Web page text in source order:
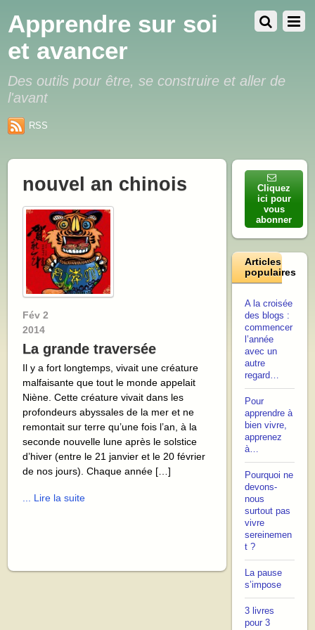
Apprendre sur soi
et avancer
Des outils pour être, se construire et aller de
l'avant
RSS
nouvel an chinois
Fév 2
2014
La grande traversée
Il y a fort longtemps, vivait une créature
malfaisante que tout le monde appelait
Niène. Cette créature vivait dans les
profondeurs abyssales de la mer et ne
remontait sur terre qu’une fois l’an, à la
seconde nouvelle lune après le solstice
d’hiver (entre le 21 janvier et le 20 février
de nos jours). Chaque année […]
... Lire la suite
Cliquez
ici pour
vous
abonner
Articles
populaires
A la croisée
des blogs :
commencer
l’année
avec un
autre
regard…
Pour
apprendre à
bien vivre,
apprenez
à…
Pourquoi ne
devons-
nous
surtout pas
vivre
sereinemen
t ?
La pause
s’impose
3 livres
pour 3